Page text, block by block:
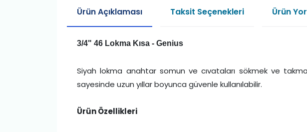
Ürün Açıklaması Taksit Seçenekleri Ürün
3/4" 46 Lokma Kısa - Genius
Siyah lokma anahtar somun ve cıvataları sökmek ve
sayesinde uzun yıllar boyunca güvenle kullanılabilir.
Ürün Özellikleri